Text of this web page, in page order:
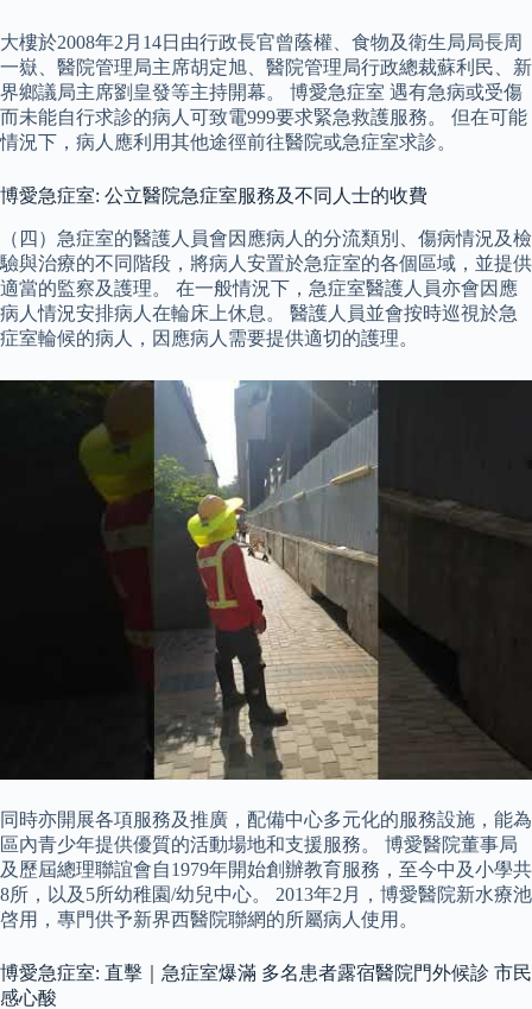
大樓於2008年2月14日由行政長官曾蔭權、食物及衛生局局長周
一嶽、醫院管理局主席胡定旭、醫院管理局行政總裁蘇利民、新
界鄉議局主席劉皇發等主持開幕。 博愛急症室 遇有急病或受傷
而未能自行求診的病人可致電999要求緊急救護服務。 但在可能
情況下，病人應利用其他途徑前往醫院或急症室求診。
博愛急症室: 公立醫院急症室服務及不同人士的收費
（四）急症室的醫護人員會因應病人的分流類別、傷病情況及檢
驗與治療的不同階段，將病人安置於急症室的各個區域，並提供
適當的監察及護理。 在一般情況下，急症室醫護人員亦會因應
病人情況安排病人在輪床上休息。 醫護人員並會按時巡視於急
症室輪候的病人，因應病人需要提供適切的護理。
同時亦開展各項服務及推廣，配備中心多元化的服務設施，能為
區內青少年提供優質的活動場地和支援服務。 博愛醫院董事局
及歷屆總理聯誼會自1979年開始創辦教育服務，至今中及小學共
8所，以及5所幼稚園/幼兒中心。 2013年2月，博愛醫院新水療池
啓用，專門供予新界西醫院聯網的所屬病人使用。
博愛急症室: 直擊｜急症室爆滿 多名患者露宿醫院門外候診 市民
感心酸